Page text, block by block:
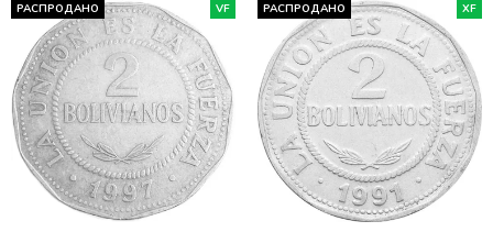
РАСПРОДАНО VF РАСПРОДАНО XF